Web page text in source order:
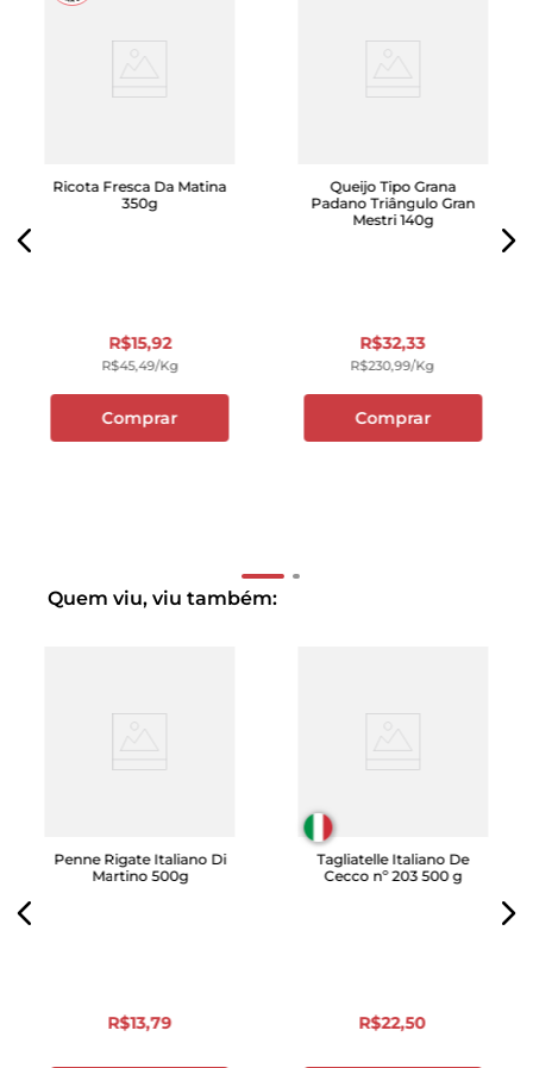
Ricota Fresca Da Matina
350g
R$15,92
R$45,49/kg
Comprar
Queijo Tipo Grana
Padano Triângulo Gran
Mestri 140g
R$32,33
R$230,99/kg
Comprar
Quem viu, viu também:
Penne Rigate Italiano Di
Martino 500g
R$13,79
Tagliatelle Italiano De
Cecco nº 203 500 g
R$22,50